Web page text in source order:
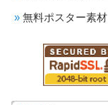
無料ポスター素材